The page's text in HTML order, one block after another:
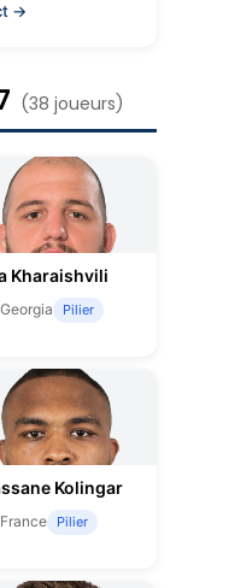
→
(38 joueurs)
Kharaishvili
Georgia Pilier
Kolingar
France Pilier